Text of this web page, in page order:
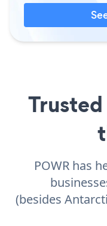
POWR has
(besides